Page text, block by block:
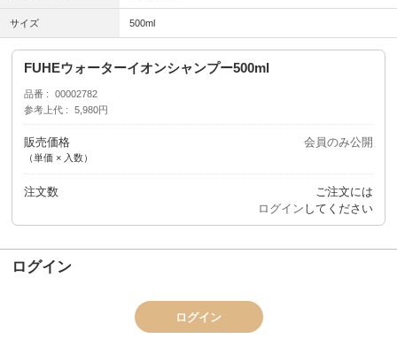
サイズ 500ml
FUHEウォーターイオンシャンプー500ml
品番
00002782
参考上代
5,980円
販売価格
（単価 × 入数）
会員のみ公開
注文数
ご注文には
ログイン してください
ログイン
ログイン